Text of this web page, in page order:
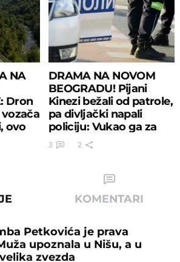
NA
Dron
ovo
DRAMA NA NOVOM
BEOGRADU! Pijani
Kinezi bežali od patrole,
pa divljački napali
policiju: Vukao ga za
glavu!
3 2
KOMENTARI
Petkovića je prava
upoznala u Nišu, a u
zvezda